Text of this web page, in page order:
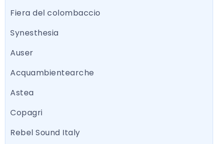
Fiera del colombaccio
Synesthesia
Auser
Acquambientearche
Astea
Copagri
Rebel Sound Italy